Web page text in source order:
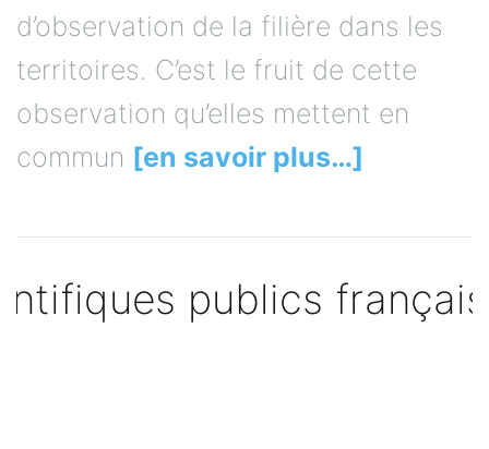
d’observation de la filière dans les
territoires. C’est le fruit de cette
observation qu’elles mettent en
commun [en savoir plus…]